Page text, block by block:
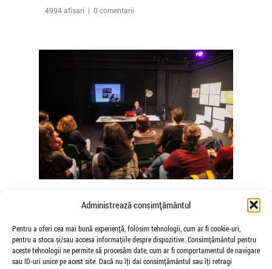
Administrează consimțământul
Pentru a oferi cea mai bună experiență, folosim tehnologii, cum ar fi cookie-uri,
pentru a stoca și/sau accesa informațiile despre dispozitive. Consimțământul pentru
aceste tehnologii ne permite să procesăm date, cum ar fi comportamentul de navigare
sau ID-uri unice pe acest site. Dacă nu îți dai consimțământul sau îți retragi
4994 afisari | 0 comentarii
Somatice susținute de coregrafele
Mădălina Dan și Valentina De Piante
Niculae
de Veioza Arte